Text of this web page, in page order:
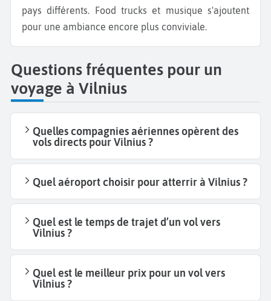
pays différents. Food trucks et musique s'ajoutent
pour une ambiance encore plus conviviale.
Questions fréquentes pour un
voyage à Vilnius
Quelles compagnies aériennes opèrent des
vols directs pour Vilnius ?
Quel aéroport choisir pour atterrir à Vilnius ?
Quel est le temps de trajet d’un vol vers
Vilnius ?
Quel est le meilleur prix pour un vol vers
Vilnius ?